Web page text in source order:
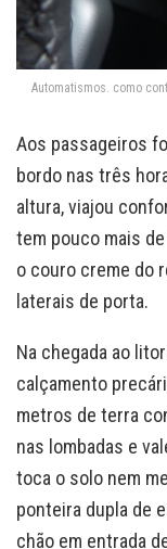
Automatismos. como
Aos passageiros
bordo nas três
altura, viajou
tem pouco mais
o couro creme do
laterais de porta.
Na chegada ao
calçamento
metros de terra
nas lombadas e
toca o solo nem
ponteira dupla de
chão em entrada